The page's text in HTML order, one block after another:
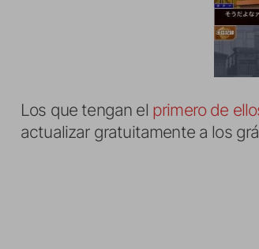
Los que tengan el primero de
actualizar gratuitamente a los